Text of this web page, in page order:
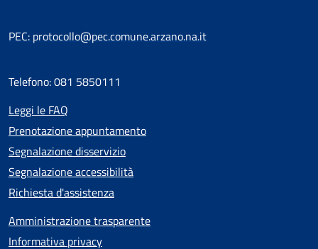
PEC: protocollo@pec.comune.arzano.na.it
Telefono: 081 5850111
Leggi le FAQ
Prenotazione appuntamento
Segnalazione disservizio
Segnalazione accessibilità
Richiesta d'assistenza
Amministrazione trasparente
Informativa privacy